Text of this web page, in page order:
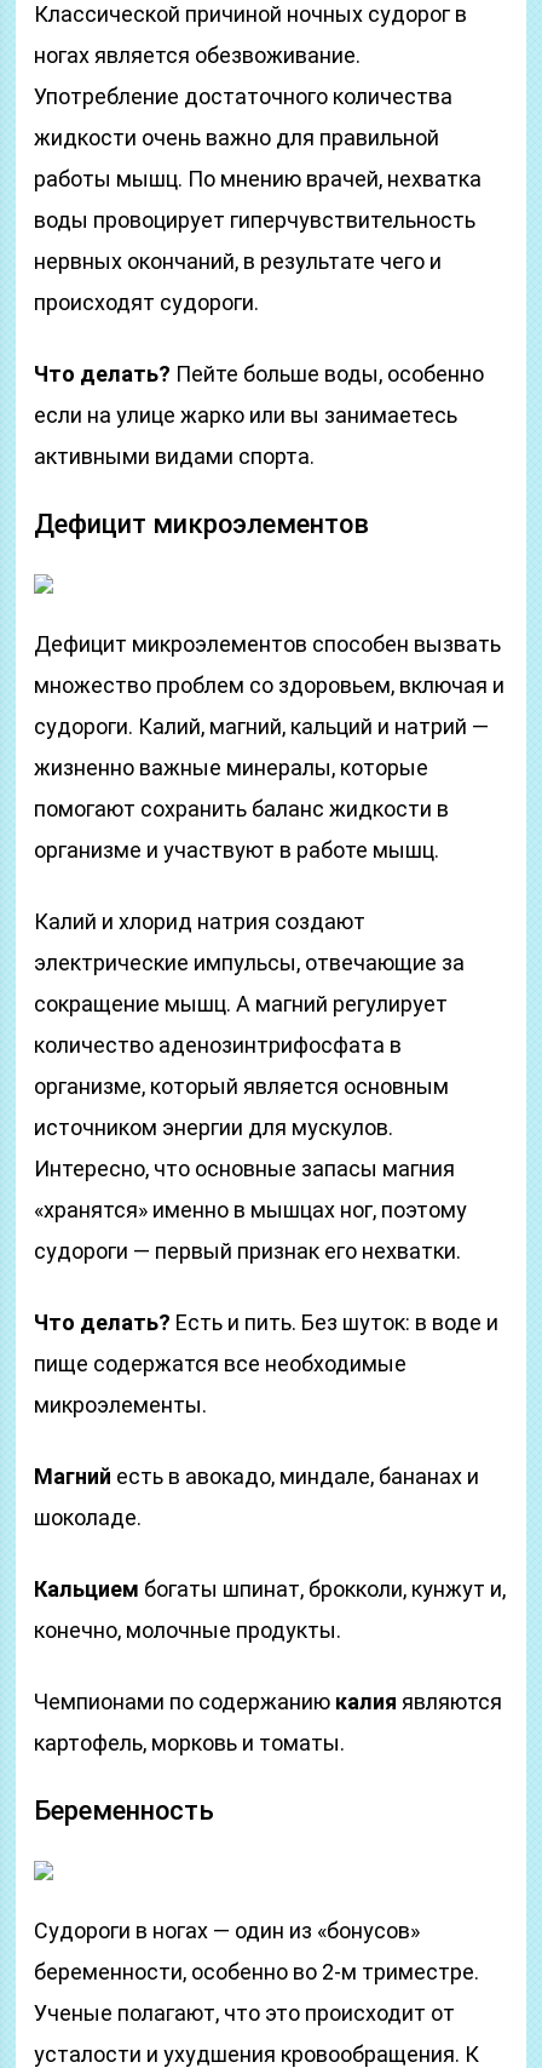
Классической причиной ночных судорог в
ногах является обезвоживание.
Употребление достаточного количества
жидкости очень важно для правильной
работы мышц. По мнению врачей, нехватка
воды провоцирует гиперчувствительность
нервных окончаний, в результате чего и
происходят судороги.
Что делать? Пейте больше воды, особенно
если на улице жарко или вы занимаетесь
активными видами спорта.
Дефицит микроэлементов
Дефицит микроэлементов способен вызвать
множество проблем со здоровьем, включая и
судороги. Калий, магний, кальций и натрий —
жизненно важные минералы, которые
помогают сохранить баланс жидкости в
организме и участвуют в работе мышц.
Калий и хлорид натрия создают
электрические импульсы, отвечающие за
сокращение мышц. А магний регулирует
количество аденозинтрифосфата в
организме, который является основным
источником энергии для мускулов.
Интересно, что основные запасы магния
«хранятся» именно в мышцах ног, поэтому
судороги — первый признак его нехватки.
Что делать? Есть и пить. Без шуток: в воде и
пище содержатся все необходимые
микроэлементы.
Магний есть в авокадо, миндале, бананах и
шоколаде.
Кальцием богаты шпинат, брокколи, кунжут и,
конечно, молочные продукты.
Чемпионами по содержанию калия являются
картофель, морковь и томаты.
Беременность
Судороги в ногах — один из «бонусов»
беременности, особенно во 2-м триместре.
Ученые полагают, что это происходит от
усталости и ухудшения кровообращения. К